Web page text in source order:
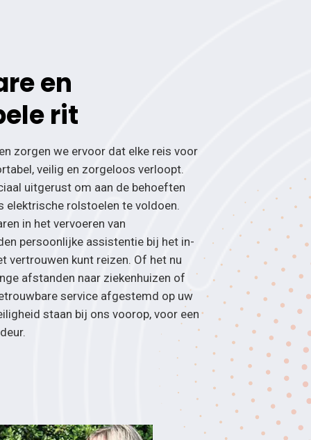
en
rit
zorgen we ervoor dat elke reis voor
veilig en zorgeloos verloopt.
uitgerust om aan de behoeften
elektrische rolstoelen te voldoen.
in het vervoeren van
persoonlijke assistentie bij het in-
vertrouwen kunt reizen. Of het nu
afstanden naar ziekenhuizen of
service afgestemd op uw
staan bij ons voorop, voor een